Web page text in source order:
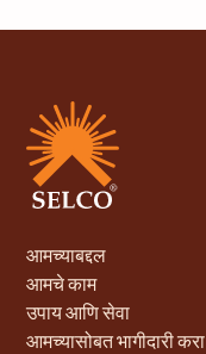
आमच्याबद्दल
आमचे काम
उपाय आणि सेवा
आमच्यासोबत भागीदारी करा